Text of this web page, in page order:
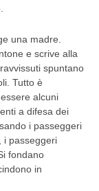
una madre.
e scrive alla
spuntano
Tutto è
alcuni
a difesa dei
i passeggeri
i passeggeri
fondano
in